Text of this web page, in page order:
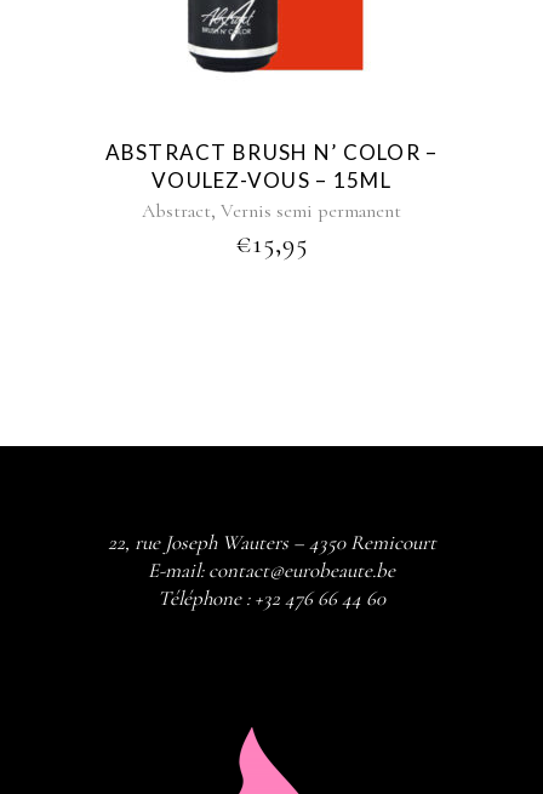
ABSTRACT BRUSH N’ COLOR –
VOULEZ-VOUS – 15ML
Abstract, Vernis semi permanent
€15,95
22, rue Joseph Wauters – 4350 Remicourt
E-mail:contact@eurobeaute.be
Téléphone :+32 476 66 44 60